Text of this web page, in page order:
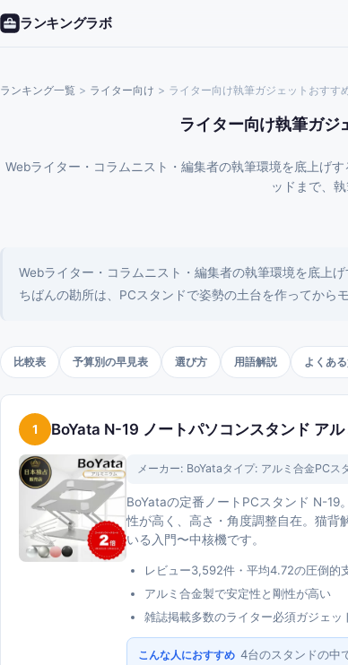
ランキングラボ
ランキング一覧 > ライター向け > ライター向け執筆ガジェットおすす
ライター向け執筆ガジ
Webライター・コラムニスト・編集者の執筆環境を底上げ
ッドまで、
Webライター・コラムニスト・編集者の執筆環境を底上
ちばんの勘所は、PCスタンドで姿勢の土台を作ってから
比較表 予算別の早見表 選び方 用語解説 よくあ
1 BoYata N-19 ノートパソコンスタンド ア
メーカー: BoYataタイプ: アルミ合金PCス
BoYataの定番ノートPCスタンド N-
性が高く、高さ・角度調整自在。猫背
いる入門〜中核機です。
レビュー3,592件・平均4.72の圧倒的
アルミ合金製で安定性と剛性が高い
雑誌掲載多数のライター必須ガジェッ
こんな人におすすめ 4台のスタンドの中